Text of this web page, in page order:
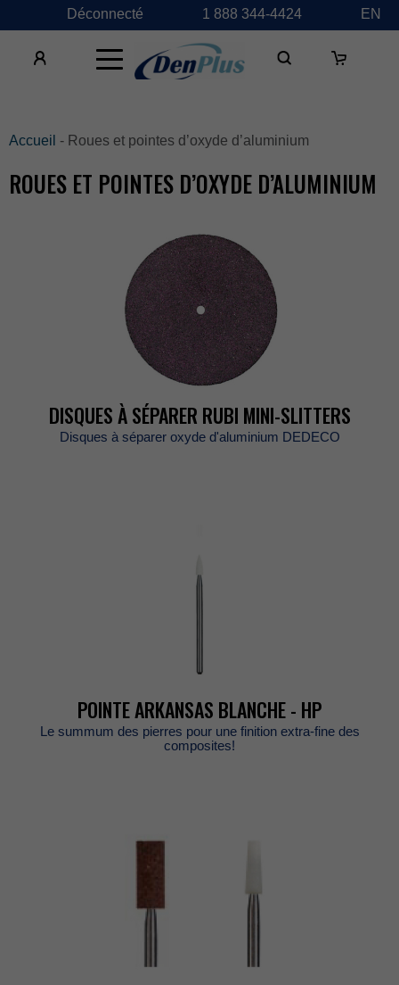
Déconnecté 1888344-4424 EN
×
Accueil -Rouesetpointesd’oxyded’aluminium
ROUESETPOINTESD’OXYDED’ALUMINIUM
DISQUESÀSÉPARERRUBIMINI-SLITTERS
Disquesàsépareroxyded'aluminiumDEDECO
POINTEARKANSASBLANCHE-HP
Lesummumdespierrespourunefinitionextra-finedes
composites!